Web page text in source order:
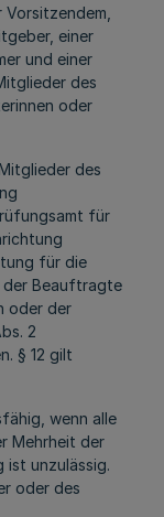
einer
und einer
des
oder
des
für
für die
der Beauftragte
oder der
2
§ 12 gilt
wenn alle
Mehrheit der
ist unzulässig.
oder des